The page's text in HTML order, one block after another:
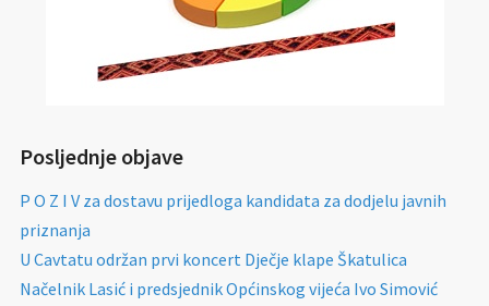
Posljednje objave
P O Z I V za dostavu prijedloga kandidata za dodjelu javnih
priznanja
U Cavtatu održan prvi koncert Dječje klape Škatulica
Načelnik Lasić i predsjednik Općinskog vijeća Ivo Simović